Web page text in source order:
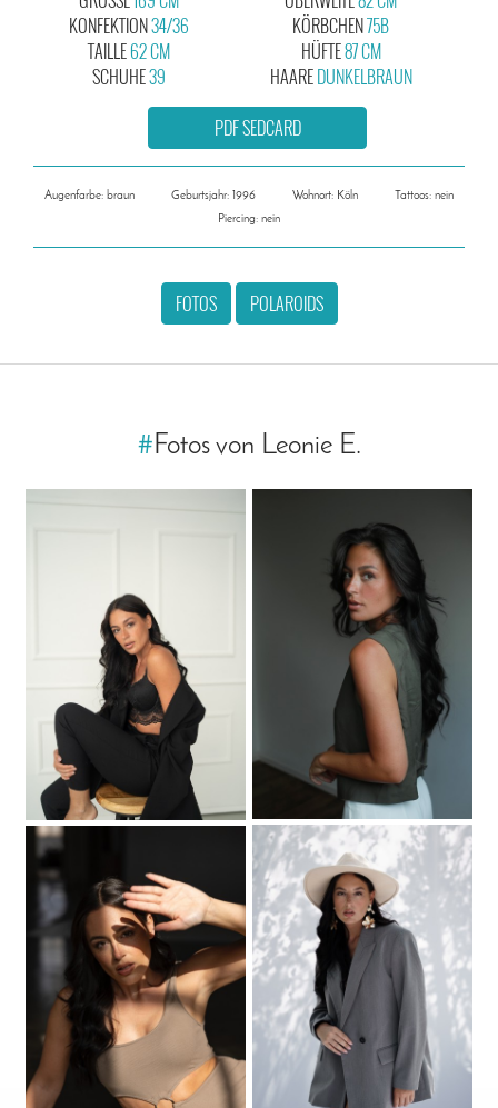
KONFEKTION34/36
KÖRBCHEN75B
TAILLE62 CM
SCHUHE39
HÜFTE87 CM
HAAREDUNKELBRAUN
PDF SEDCARD
Augenfarbe: braun Geburtsjahr: 1996 Wohnort: Köln
Tattoos: nein
Piercing: nein
FOTOS POLAROIDS
#Fotos von Leonie E.